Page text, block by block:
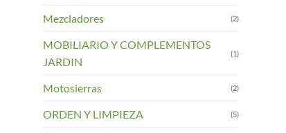
Mezcladores (2)
MOBILIARIO Y COMPLEMENTOS
JARDIN
(1)
Motosierras (2)
ORDEN Y LIMPIEZA (5)